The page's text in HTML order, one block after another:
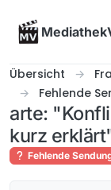
Übersicht
Fehlende
arte:
kurz
Fehlende